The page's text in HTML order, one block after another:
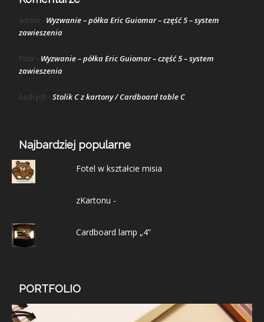
admin - Wyzwanie – półka Eric Guiomar – część 5 – system
zawieszenia
Piotr - Wyzwanie – półka Eric Guiomar – część 5 – system
zawieszenia
Andrych - Stolik C z kartony / Cardboard table C
Najbardziej popularne
Fotel w kształcie misia
zKartonu -
Cardboard lamp „4”
PORTFOLIO